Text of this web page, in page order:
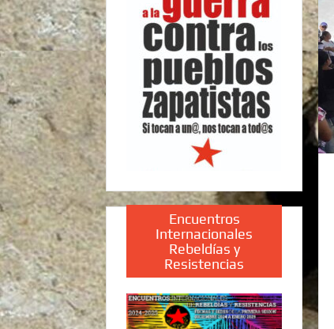
Encuentros
Internacionales
Rebeldías y
Resistencias